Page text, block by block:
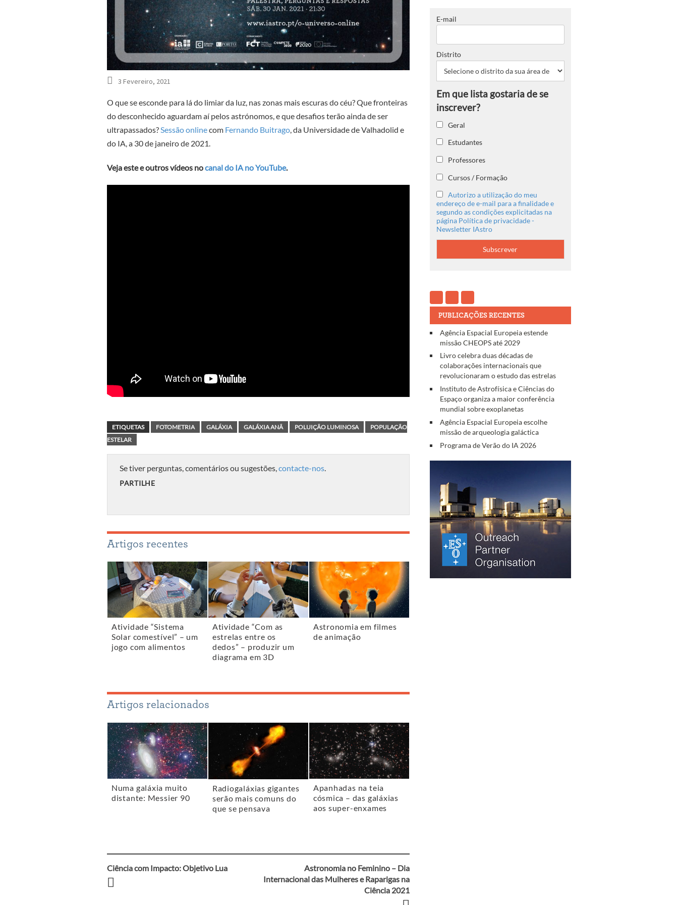
3 Fevereiro, 2021
O que se esconde para lá do limiar da luz, nas zonas mais escuras do céu? Que fronteiras
do desconhecido aguardam aí pelos astrónomos, e que desafios terão ainda de ser
ultrapassados?Sessão onlinecom Fernando Buitrago, da Universidade de Valhadolid e
do IA, a 30 de janeiro de 2021.
Veja este e outros vídeos nocanal do IA no YouTube.
ETIQUETAS FOTOMETRIA GALÁXIA GALÁXIA ANÃ POLUIÇÃO LUMINOSA
POPULAÇÃO
ESTELAR
Se tiver perguntas, comentários ou sugestões,contacte-nos.
PARTILHE
Artigos recentes
Atividade “Sistema
Solar comestível” – um
jogo com alimentos
Atividade “Com as
estrelas entre os
dedos” – produzir um
diagrama em 3D
Astronomia em filmes
de animação
Artigos relacionados
Numa galáxia muito
distante: Messier 90
Radiogaláxias gigantes
serão mais comuns do
que se pensava
Apanhadas na teia
cósmica – das galáxias
aos super-enxames
Navegação
Ciência com Impacto: Objetivo Lua
Astronomia no Feminino – Dia
Internacional das Mulheres e Raparigas na
Ciência 2021
E-mail
Distrito
Geral
Estudantes
Professores
Cursos / Formação
Autorizo a utilização do meu
endereço de e-mail para a finalidade e
segundo as condições explicitadas na
página Política de privacidade -
Newsletter IAstro
PUBLICAÇÕES RECENTES
Agência Espacial Europeia estende
missão CHEOPS até 2029
Livro celebra duas décadas de
colaborações internacionais que
revolucionaram o estudo das estrelas
Instituto de Astrofísica e Ciências do
Espaço organiza a maior conferência
mundial sobre exoplanetas
Agência Espacial Europeia escolhe
missão de arqueologia galáctica
Programa de Verão do IA 2026